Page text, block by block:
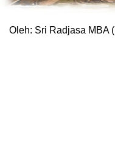
Oleh: Sri Radjasa MBA